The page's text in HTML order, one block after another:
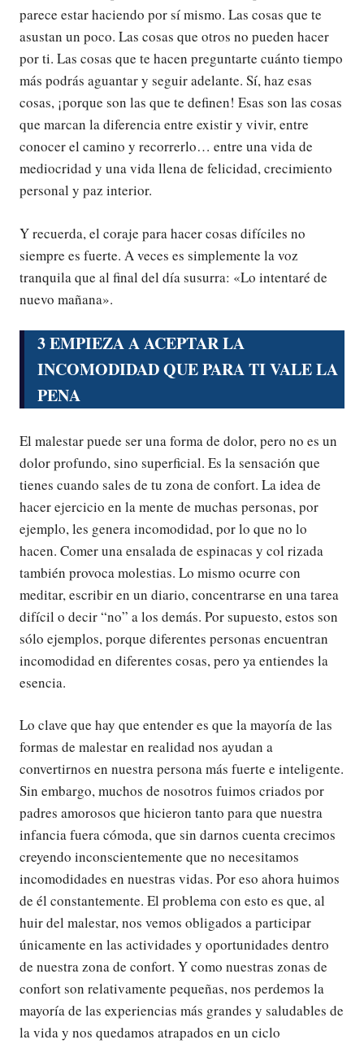
parece estar haciendo por sí mismo. Las cosas que te
asustan un poco. Las cosas que otros no pueden hacer
por ti. Las cosas que te hacen preguntarte cuánto tiempo
más podrás aguantar y seguir adelante. Sí, haz esas
cosas, ¡porque son las que te definen! Esas son las cosas
que marcan la diferencia entre existir y vivir, entre
conocer el camino y recorrerlo… entre una vida de
mediocridad y una vida llena de felicidad, crecimiento
personal y paz interior.
Y recuerda, el coraje para hacer cosas difíciles no
siempre es fuerte. A veces es simplemente la voz
tranquila que al final del día susurra: «Lo intentaré de
nuevo mañana».
3 EMPIEZA A ACEPTAR LA
INCOMODIDAD QUE PARA TI VALE LA
PENA
El malestar puede ser una forma de dolor, pero no es un
dolor profundo, sino superficial. Es la sensación que
tienes cuando sales de tu zona de confort. La idea de
hacer ejercicio en la mente de muchas personas, por
ejemplo, les genera incomodidad, por lo que no lo
hacen. Comer una ensalada de espinacas y col rizada
también provoca molestias. Lo mismo ocurre con
meditar, escribir en un diario, concentrarse en una tarea
difícil o decir “no” a los demás. Por supuesto, estos son
sólo ejemplos, porque diferentes personas encuentran
incomodidad en diferentes cosas, pero ya entiendes la
esencia.
Lo clave que hay que entender es que la mayoría de las
formas de malestar en realidad nos ayudan a
convertirnos en nuestra persona más fuerte e inteligente.
Sin embargo, muchos de nosotros fuimos criados por
padres amorosos que hicieron tanto para que nuestra
infancia fuera cómoda, que sin darnos cuenta crecimos
creyendo inconscientemente que no necesitamos
incomodidades en nuestras vidas. Por eso ahora huimos
de él constantemente. El problema con esto es que, al
huir del malestar, nos vemos obligados a participar
únicamente en las actividades y oportunidades dentro
de nuestra zona de confort. Y como nuestras zonas de
confort son relativamente pequeñas, nos perdemos la
mayoría de las experiencias más grandes y saludables de
la vida y nos quedamos atrapados en un ciclo